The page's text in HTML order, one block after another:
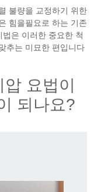
불량을 교정하기 위한
힘을필요로 하는 기존
은 이러한 중요한 척
추는 미묘한 편입니다
요법이
되나요?